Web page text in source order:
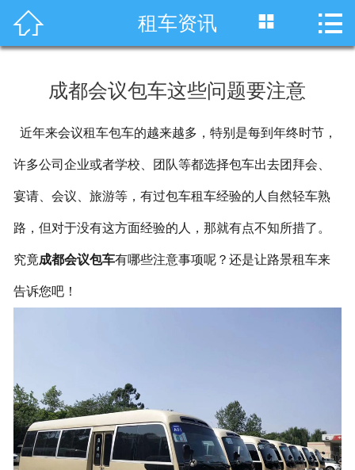
 首页
川藏线租车
租车资讯
租车价格
成功案例
 租车资讯  
成都会议包车这些问题要注意
近年来会议租车包车的越来越多，特别是每到年终时节，
许多公司企业或者学校、团队等都选择包车出去团拜会、
宴请、会议、旅游等，有过包车租车经验的人自然轻车熟
路，但对于没有这方面经验的人，那就有点不知所措了。
究竟成都会议包车有哪些注意事项呢？还是让路景租车来
告诉您吧！